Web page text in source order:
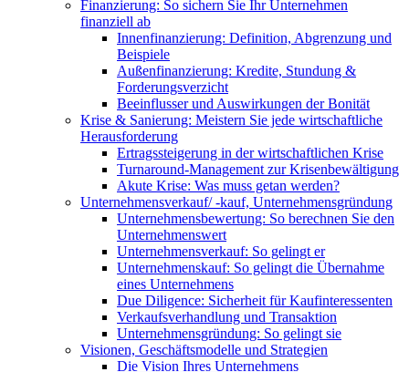
Finanzierung: So sichern Sie Ihr Unternehmen
finanziell ab
Innenfinanzierung: Definition, Abgrenzung und
Beispiele
Außenfinanzierung: Kredite, Stundung &
Forderungsverzicht
Beeinflusser und Auswirkungen der Bonität
Krise & Sanierung: Meistern Sie jede wirtschaftliche
Herausforderung
Ertragssteigerung in der wirtschaftlichen Krise
Turnaround-Management zur Krisenbewältigung
Akute Krise: Was muss getan werden?
Unternehmensverkauf/ -kauf, Unternehmensgründung
Unternehmensbewertung: So berechnen Sie den
Unternehmenswert
Unternehmensverkauf: So gelingt er
Unternehmenskauf: So gelingt die Übernahme
eines Unternehmens
Due Diligence: Sicherheit für Kaufinteressenten
Verkaufsverhandlung und Transaktion
Unternehmensgründung: So gelingt sie
Visionen, Geschäftsmodelle und Strategien
Die Vision Ihres Unternehmens